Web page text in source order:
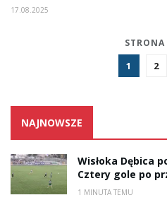
17.08.2025
1 2
NAJNOWSZE
Wisłoka Dębica
Cztery gole po
1 MINUTA TEMU